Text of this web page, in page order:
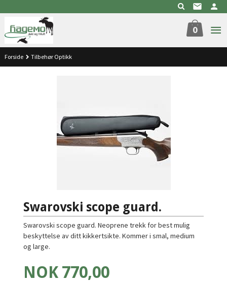
til
innholdet
0
Forside Tilbehør Optikk
Swarovski scope guard.
Swarovski scope guard. Neoprene trekk for best mulig
beskyttelse av ditt kikkertsikte. Kommer i smal, medium
og large.
Pris
NOK 770,00